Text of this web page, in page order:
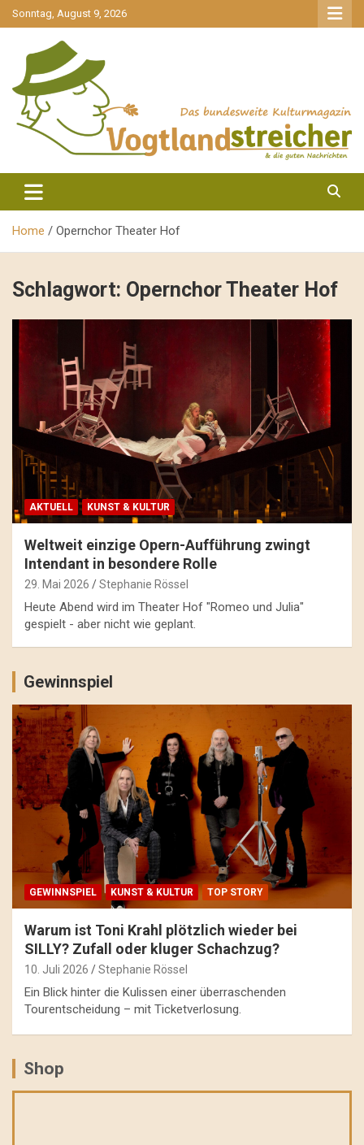
gehe
zum
Sonntag, August 9, 2026
Vogtlandstreicher
Home Opernchor Theater Hof
Schlagwort: Opernchor Theater Hof
AKTUELL KUNST & KULTUR
Weltweit einzige Opern-Aufführung zwingt
Intendant in besondere Rolle
29. Mai 2026 Stephanie Rössel
Heute Abend wird im Theater Hof "Romeo und Julia"
gespielt - aber nicht wie geplant.
Gewinnspiel
GEWINNSPIEL KUNST & KULTUR TOP STORY
Warum ist Toni Krahl plötzlich wieder bei
SILLY? Zufall oder kluger Schachzug?
10. Juli 2026 Stephanie Rössel
Ein Blick hinter die Kulissen einer überraschenden
Tourentscheidung – mit Ticketverlosung.
Shop